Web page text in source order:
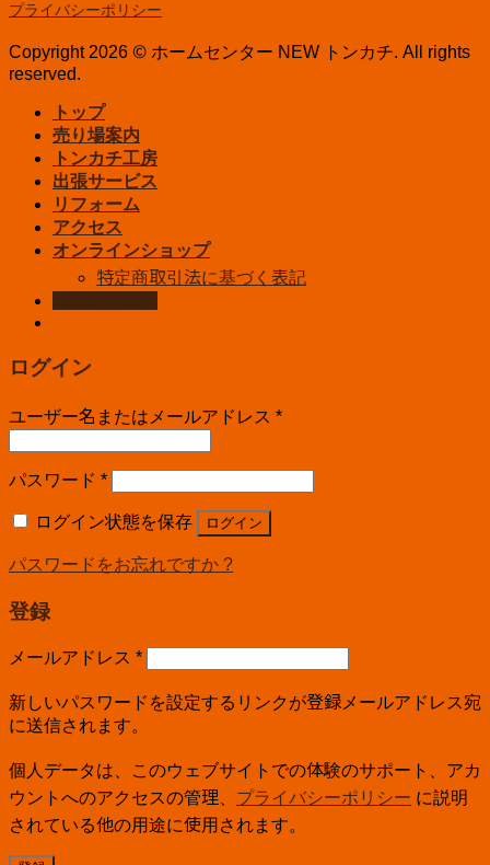
プライバシーポリシー
Copyright 2026 © ホームセンター NEW トンカチ. All rights
reserved.
トップ
売り場案内
トンカチ工房
出張サービス
リフォーム
アクセス
オンラインショップ
特定商取引法に基づく表記
ログイン
ユーザー名またはメールアドレス *
パスワード *
ログイン状態を保存 ログイン
パスワードをお忘れですか ?
登録
メールアドレス *
新しいパスワードを設定するリンクが登録メールアドレス宛
に送信されます。
個人データは、このウェブサイトでの体験のサポート、アカ
ウントへのアクセスの管理、 プライバシーポリシー に説明
されている他の用途に使用されます。